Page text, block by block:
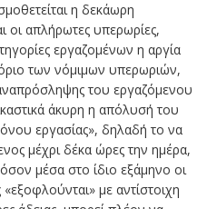
η δεκάωρη
οι απλήρωτες υπερωρίες,
εργαζομένων η αργία
των νόμιμων υπερωριών,
του εργαζόμενου
άκυρη η απόλυσή του
εργασίας», δηλαδή το να
μέχρι δέκα ώρες την ημέρα,
μέσα στο ίδιο εξάμηνο οι
με αντίστοιχη